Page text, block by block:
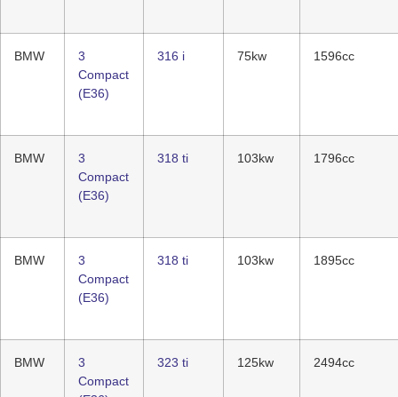
BMW
3
Compact
(E36)
316 i 75kw 1596cc
BMW
3
Compact
(E36)
318 ti 103kw 1796cc
BMW
3
Compact
(E36)
318 ti 103kw 1895cc
BMW
3
Compact
323 ti 125kw 2494cc